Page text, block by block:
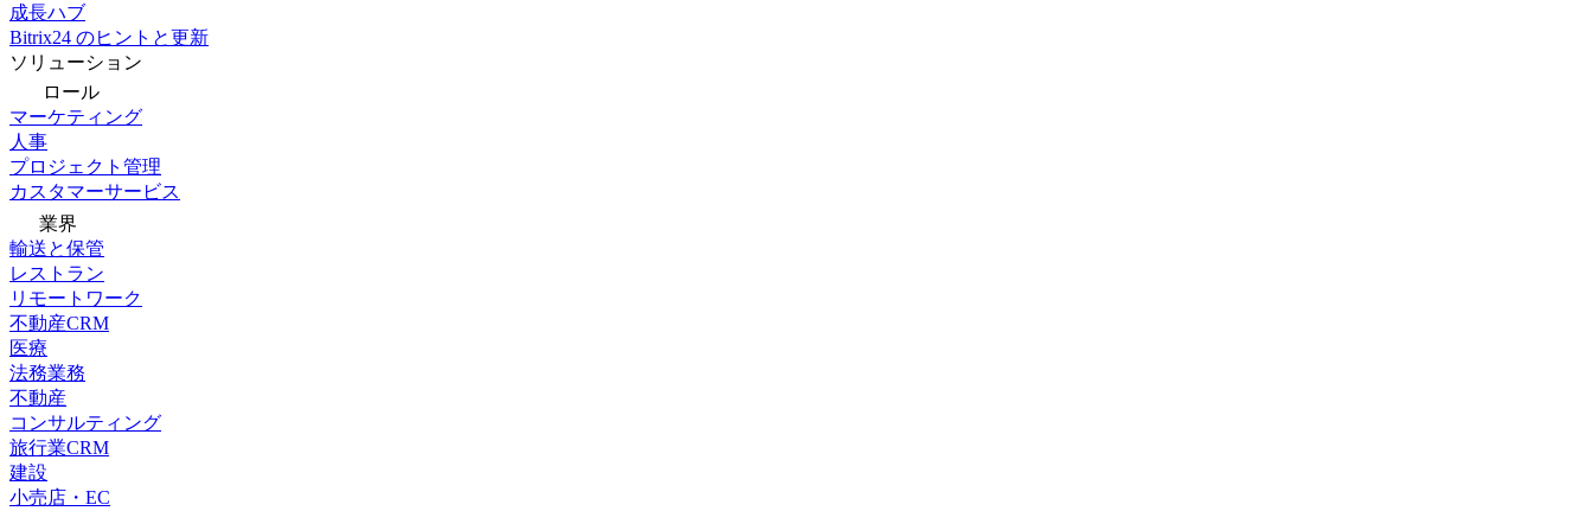
成長ハブ
Bitrix24 のヒントと更新
ソリューション
ロール
マーケティング
人事
プロジェクト管理
カスタマーサービス
業界
輸送と保管
レストラン
リモートワーク
不動産CRM
医療
法務業務
不動産
コンサルティング
旅行業CRM
建設
小売店・EC